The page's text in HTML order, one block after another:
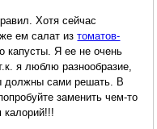
Хотя сейчас
ем салат изтоматов-
капусты. Я ее не очень
я люблю разнообразие,
должны сами решать. В
заменить чем-то
калорий!!!